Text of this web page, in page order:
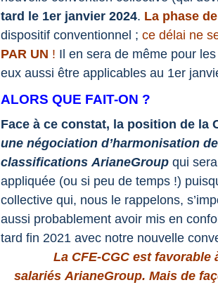
tard le 1er janvier 2024. La phase
dispositif conventionnel ; ce délai ne
PAR UN ! Il en sera de même pour
eux aussi être applicables au 1er
ALORS QUE FAIT-ON ?
Face à ce constat, la position de la
une négociation d’harmonisation
classifications ArianeGroup qui
appliquée (ou si peu de temps !)
collective qui, nous le rappelons,
aussi probablement avoir mis en
tard fin 2021 avec notre nouvelle
La CFE-CGC est
salariés ArianeGroup. Mais de